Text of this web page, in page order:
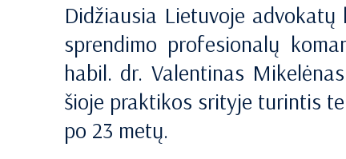
Didžiausia Lietuvoje advokatų
sprendimo profesionalų
habil. dr. Valentinas
šioje praktikos srityje turintis
po 23 metų.